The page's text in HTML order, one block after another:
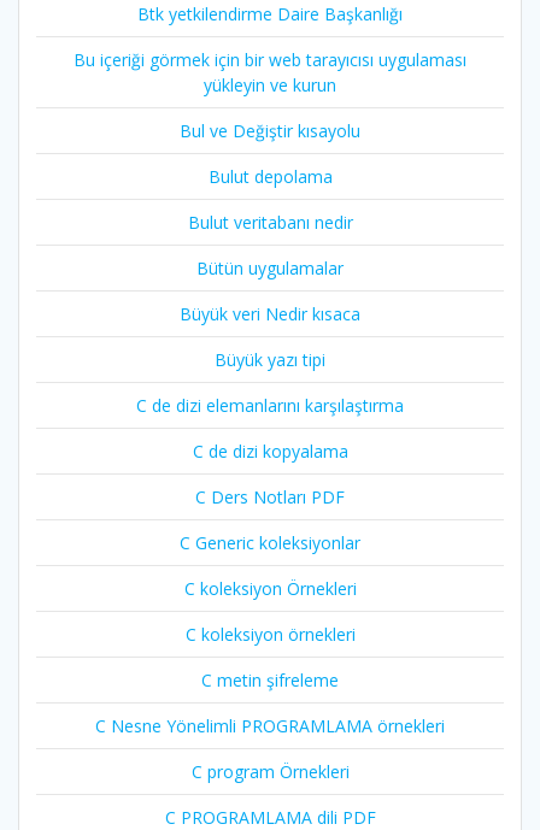
Btk yetkilendirme Daire Başkanlığı
Bu içeriği görmek için bir web tarayıcısı uygulaması
yükleyin ve kurun
Bul ve Değiştir kısayolu
Bulut depolama
Bulut veritabanı nedir
Bütün uygulamalar
Büyük veri Nedir kısaca
Büyük yazı tipi
C de dizi elemanlarını karşılaştırma
C de dizi kopyalama
C Ders Notları PDF
C Generic koleksiyonlar
C koleksiyon Örnekleri
C koleksiyon örnekleri
C metin şifreleme
C Nesne Yönelimli PROGRAMLAMA örnekleri
C program Örnekleri
C PROGRAMLAMA dili PDF